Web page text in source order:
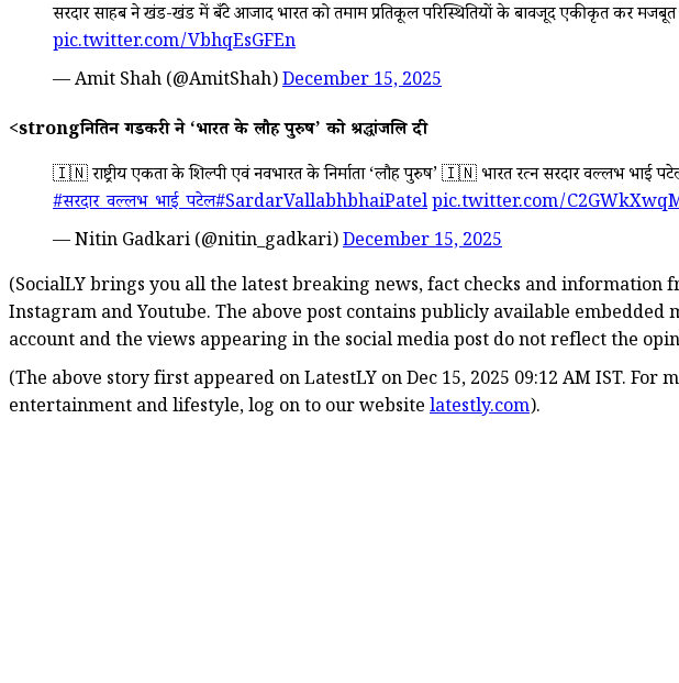
सरदार साहब ने खंड-खंड में बँटे आजाद भारत को तमाम प्रतिकूल परिस्थितियों के बावजूद एकीकृत कर मजबूत
pic.twitter.com/VbhqEsGFEn
— Amit Shah (@AmitShah)December 15, 2025
<strongनितिन गडकरी ने ‘भारत के लौह पुरुष’ को श्रद्धांजलि दी
🇮🇳 राष्ट्रीय एकता के शिल्पी एवं नवभारत के निर्माता ‘लौह पुरुष’ 🇮🇳 भारत रत्न सरदार वल्लभ भाई
#सरदार_वल्लभ_भाई_पटेल#SardarVallabhbhaiPatelpic.twitter.com/
— Nitin Gadkari (@nitin_gadkari)December 15, 2025
(SocialLY brings you all the latest breaking news, fact checks and
Instagram and Youtube. The above post contains publicly available
account and the views appearing in the social media post do not reflect the
(The above story first appeared on LatestLY on Dec 15, 2025 09:12 AM IST.
entertainment and lifestyle, log on to our website latestly.com).